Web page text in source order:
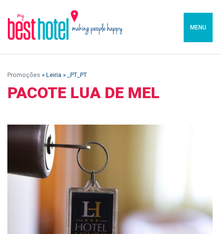
MENU
Promoções » Leiria » _PT_PT
PACOTE LUA DE MEL